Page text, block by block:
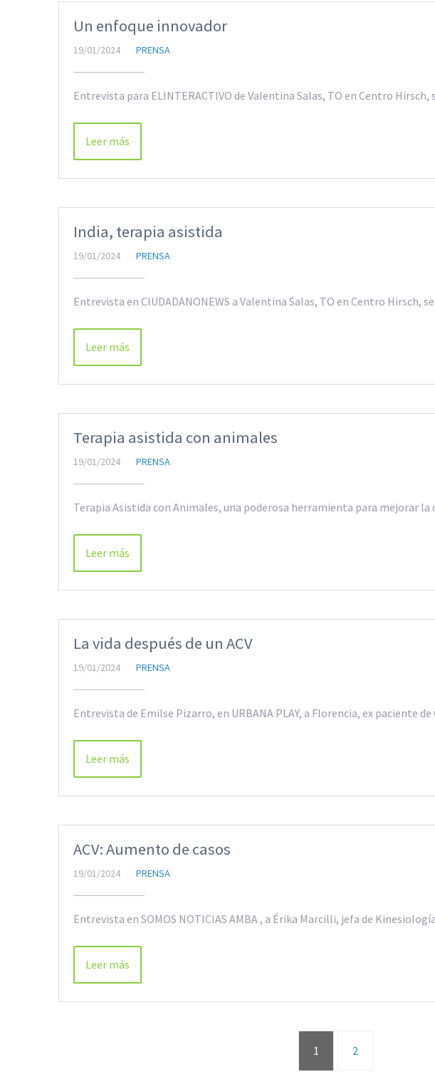
Un enfoque innovador
19/01/2024 PRENSA
Entrevista para ELINTERACTIVO de Valentina Salas, TO en Centro Hirsch,
Leer más
India, terapia asistida
19/01/2024 PRENSA
Entrevista en CIUDADANONEWS a Valentina Salas, TO en Centro Hirsch,
Leer más
Terapia asistida con animales
19/01/2024 PRENSA
Terapia Asistida con Animales, una poderosa herramienta para mejorar la
Leer más
La vida después de un ACV
19/01/2024 PRENSA
Entrevista de Emilse Pizarro, en URBANA PLAY, a Florencia, ex paciente
Leer más
ACV: Aumento de casos
19/01/2024 PRENSA
Entrevista en SOMOS NOTICIAS AMBA , a Érika Marcilli, jefa de
Leer más
1 2